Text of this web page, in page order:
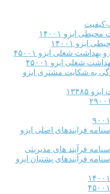
کیفیت
ایزو ۱۴۰۰۱
ایزو ۱۴۰۰۱
شغلی ایزو ۴۵۰۰۱
شغلی ایزو ۴۵۰۰۱
به شکایت مشتری ایزو
۱۳۴۸۵
فرایندهای اصلی ایزو
فرآیند های مدیریتی
فرآیندهای پشتیان ایزو